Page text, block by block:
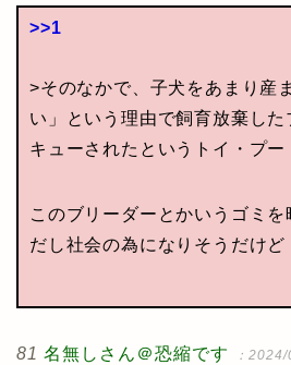
>>1
>そのなかで、子犬をあまり産
い」という理由で飼育放棄し
キューされたというトイ・プー
このブリーダーとかいうゴミを
だし社会の為になりそうだけど
81 名無しさん＠恐縮です
：